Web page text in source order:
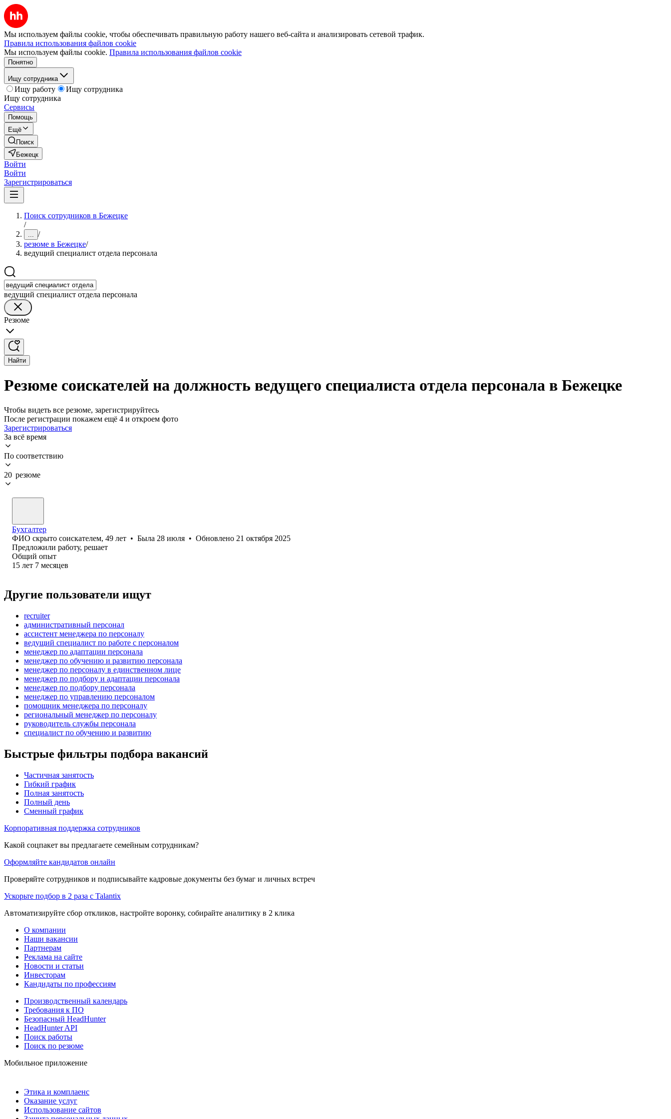
Мы используем файлы cookie, чтобы обеспечивать правильную работу нашего веб-сайта и анализировать сетевой трафик.
Правила использования файлов cookie
Мы используем файлы cookie. Правила использования файлов cookie
Понятно
Ищу сотрудника
Ищу работу
Ищу сотрудника
Ищу сотрудника
Сервисы
Помощь
Ещё
Поиск
Бежецк
Войти
Войти
Зарегистрироваться
Поиск сотрудников в Бежецке
/
... /
резюме в Бежецке/
ведущий специалист отдела персонала
ведущий специалист отдела персонала
Резюме
Найти
Резюме соискателей на должность ведущего специалиста отдела персонала в Бежецке
Чтобы видеть все резюме, зарегистрируйтесь
После регистрации покажем ещё 4 и откроем фото
Зарегистрироваться
За всё время
По соответствию
20 резюме
Бухгалтер
ФИО скрыто соискателем, 49 лет • Была 28 июля • Обновлено 21 октября 2025
Предложили работу, решает
Общий опыт
15 лет 7 месяцев
Другие пользователи ищут
recruiter
административный персонал
ассистент менеджера по персоналу
ведущий специалист по работе с персоналом
менеджер по адаптации персонала
менеджер по обучению и развитию персонала
менеджер по персоналу в единственном лице
менеджер по подбору и адаптации персонала
менеджер по подбору персонала
менеджер по управлению персоналом
помощник менеджера по персоналу
региональный менеджер по персоналу
руководитель службы персонала
специалист по обучению и развитию
Быстрые фильтры подбора вакансий
Частичная занятость
Гибкий график
Полная занятость
Полный день
Сменный график
Корпоративная поддержка сотрудников
Какой соцпакет вы предлагаете семейным сотрудникам?
Оформляйте кандидатов онлайн
Проверяйте сотрудников и подписывайте кадровые документы без бумаг и личных встреч
Ускорьте подбор в 2 раза с Talantix
Автоматизируйте сбор откликов, настройте воронку, собирайте аналитику в 2 клика
О компании
Наши вакансии
Партнерам
Реклама на сайте
Новости и статьи
Инвесторам
Кандидаты по профессиям
Производственный календарь
Требования к ПО
Безопасный HeadHunter
HeadHunter API
Поиск работы
Поиск по резюме
Мобильное приложение
Этика и комплаенс
Оказание услуг
Использование сайтов